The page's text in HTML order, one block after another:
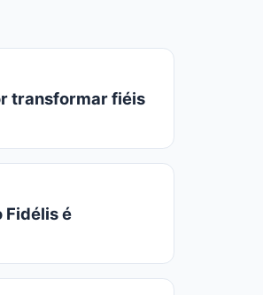
transformar fiéis
Fidélis é